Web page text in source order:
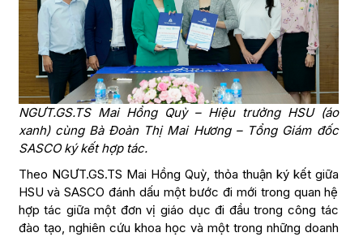
NGƯT.GS.TS Mai Hồng Quỳ – Hiệu trưởng HSU (áo
xanh) cùng Bà Đoàn Thị Mai Hương – Tổng Giám đốc
SASCO ký kết hợp tác.
Theo NGƯT.GS.TS Mai Hồng Quỳ, thỏa thuận ký kết giữa
HSU và SASCO đánh dấu một bước đi mới trong quan hệ
hợp tác giữa một đơn vị giáo dục đi đầu trong công tác
đào tạo, nghiên cứu khoa học và một trong những doanh